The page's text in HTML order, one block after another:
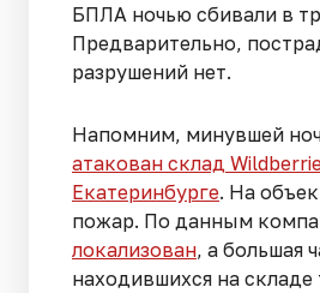
БПЛА ночью сбивали в
Предварительно,
разрушений нет.
Напомним, минувшей
атакован склад
Екатеринбурге. На
пожар. По данным
локализован, а большая
находившихся на складе